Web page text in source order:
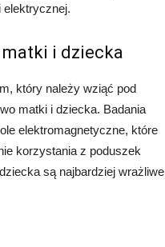
i dziecka
który należy wziąć pod
matki i dziecka. Badania
elektromagnetyczne, które
korzystania z poduszek
są najbardziej wrażliwe